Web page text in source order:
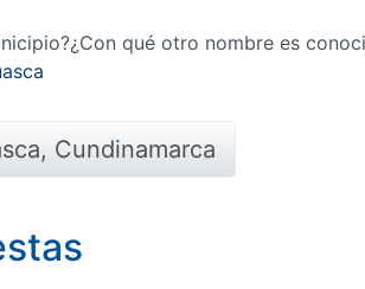
qué otro nombre es
Cundinamarca